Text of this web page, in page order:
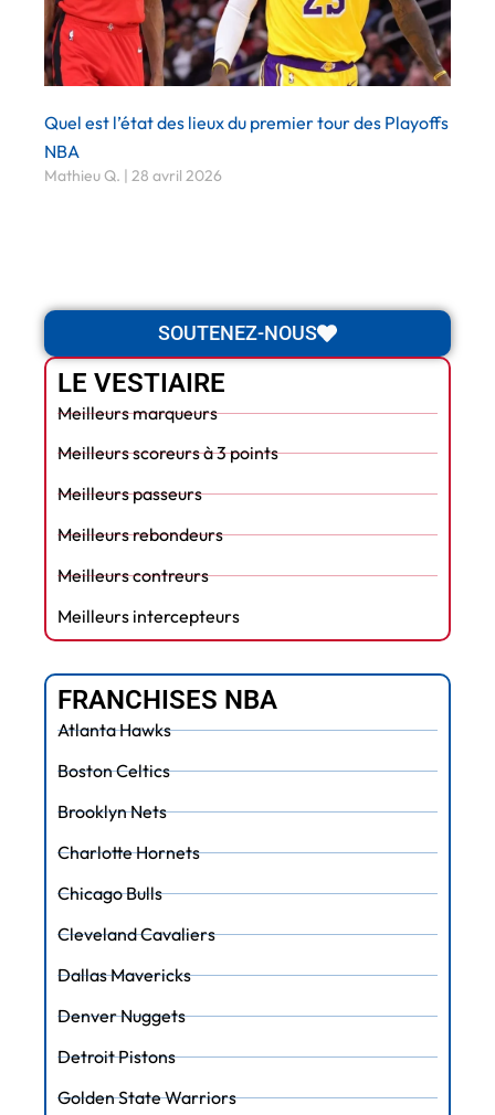
Quel est l’état des lieux du premier tour des Playoffs
NBA
Mathieu Q. 28 avril 2026
SOUTENEZ-NOUS
LE VESTIAIRE
Meilleurs marqueurs
Meilleurs scoreurs à 3 points
Meilleurs passeurs
Meilleurs rebondeurs
Meilleurs contreurs
Meilleurs intercepteurs
FRANCHISES NBA
Atlanta Hawks
Boston Celtics
Brooklyn Nets
Charlotte Hornets
Chicago Bulls
Cleveland Cavaliers
Dallas Mavericks
Denver Nuggets
Detroit Pistons
Golden State Warriors